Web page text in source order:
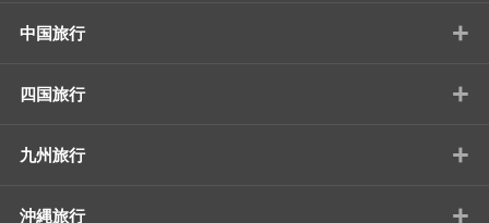
中国旅行 +
四国旅行 +
九州旅行 +
沖縄旅行 +